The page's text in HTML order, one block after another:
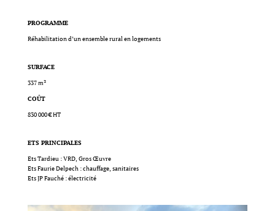
PROGRAMME
Réhabilitation d’un ensemble rural en logements
SURFACE
337 m²
COÛT
830 000 € HT
ETS PRINCIPALES
Ets Tardieu : VRD, Gros Œuvre
Ets Faurie Delpech : chauffage, sanitaires
Ets JP Fauché : électricité